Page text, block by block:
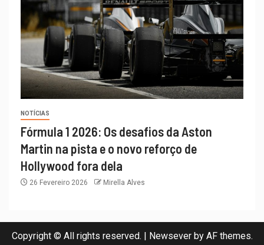
NOTÍCIAS
Fórmula 1 2026: Os desafios da Aston
Martin na pista e o novo reforço de
Hollywood fora dela
26 Fevereiro 2026 Mirella Alves
Copyright © All rights reserved. Newseverby AF themes.